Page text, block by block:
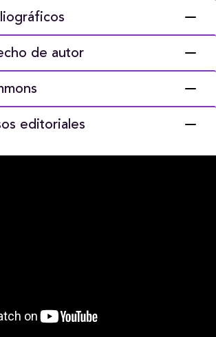
de autor
editoriales